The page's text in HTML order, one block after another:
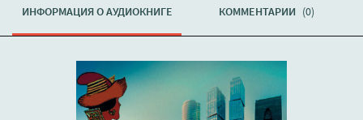
ИНФОРМАЦИЯ О АУДИОКНИГЕ КОММЕНТАРИИ (0)